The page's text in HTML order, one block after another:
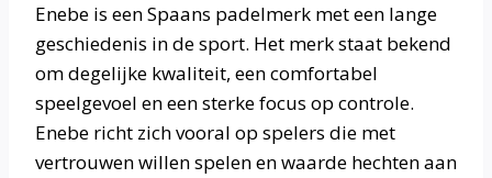
Enebe is een Spaans padelmerk met een lange
geschiedenis in de sport. Het merk staat bekend
om degelijke kwaliteit, een comfortabel
speelgevoel en een sterke focus op controle.
Enebe richt zich vooral op spelers die met
vertrouwen willen spelen en waarde hechten aan